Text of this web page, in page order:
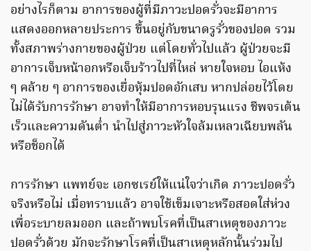
อย่างไรก็ตาม อาการของผู้ที่มีภาวะปอดรั่วจะมีอาการ
แสดงออกหลายประการ ขึ้นอยู่กับขนาดรูรั่วของปอด รวม
ทั้งสภาพร่างกายของผู้ป่วย แต่โดยทั่วไปแล้ว ผู้ป่วยจะมี
อาการเจ็บหน้าอกหรือเจ็บร้าวไปที่ไหล่ หายใจหอบ ไอแห้ง
ๆ คล้าย ๆ อาการของเยื่อหุ้มปอดอักเสบ หากปล่อยไว้โดย
ไม่ได้รับการรักษา อาจทำให้มีอาการหอบรุนแรง ชีพจรเต้น
เร็วและความดันต่ำ นำไปสู่ภาวะหัวใจล้มเหลวเฉียบพลัน
หรือช็อกได้
การรักษา แพทย์จะ เอกซเรย์ให้แน่ใจว่าเกิด ภาวะปอดรั่ว
จริงหรือไม่ เมื่อทราบแล้ว อาจใช้เข็มเจาะหรือสอดใส่ห่วง
เพื่อระบายลมออก และถ้าพบโรคที่เป็นสาเหตุของภาวะ
ปอดรั่วด้วย มักจะรักษาโรคที่เป็นสาเหตุหลักนั้นร่วมไป